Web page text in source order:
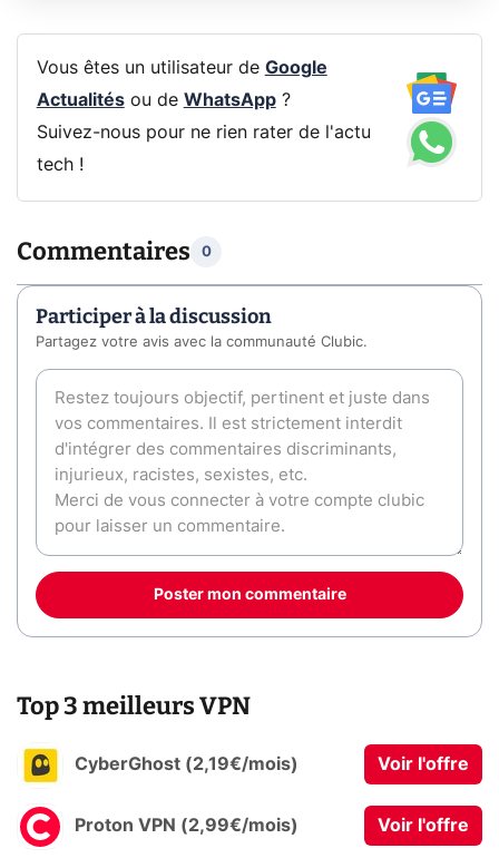
Vous êtes un utilisateur de Google
Actualitésou de WhatsApp?
Suivez-nous pour ne rien rater de l'actu
tech !
Commentaires 0
Participer à la discussion
Partagez votre avis avec la communauté Clubic.
Poster mon commentaire
Top 3 meilleurs VPN
CyberGhost (2,19€/mois) Voir l'offre
Proton VPN (2,99€/mois) Voir l'offre